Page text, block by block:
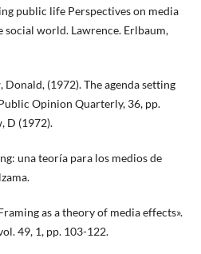
public life Perspectives on media
world. Lawrence. Erlbaum,
Donald, (1972). The agenda setting
Opinion Quarterly, 36, pp.
D (1972).
una teoría para los medios de
as a theory of media effects».
49, 1, pp. 103-122.